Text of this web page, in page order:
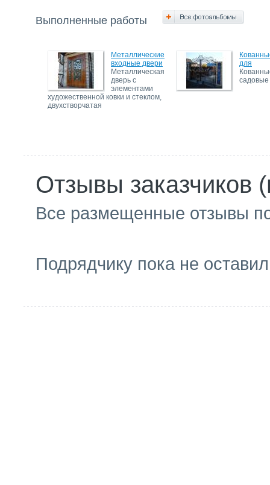
Выполненные работы
Металлические
входные двери
Металлическая
дверь с
элементами
художественной ковки и стеклом,
двухстворчатая
для
садовые
Отзывы заказчиков
Все размещенные отзывы
Подрядчику пока не